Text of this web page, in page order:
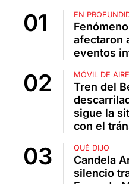
EN
afectaron
eventos
MÓVIL DE AIRE
Tren del
sigue la
con el
QUÉ DIJO
Candela
silencio